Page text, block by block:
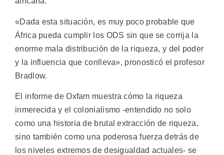
«Dada esta situación, es muy poco probable que
África pueda cumplir los ODS sin que se corrija la
enorme mala distribución de la riqueza, y del poder
y la influencia que conlleva», pronosticó el profesor
Bradlow.
El informe de Oxfam muestra cómo la riqueza
inmerecida y el colonialismo -entendido no solo
como una historia de brutal extracción de riqueza,
sino también como una poderosa fuerza detrás de
los niveles extremos de desigualdad actuales- se